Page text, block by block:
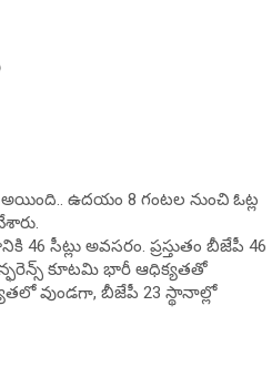
అయింది.. ఉదయం 8 గంటల నుంచి ఓట్ల
సీట్లు అవసరం. ప్రస్తుతం బీజేపీ 46
కూటమి భారీ ఆధిక్యతతో
వుండగా, బీజేపీ 23 స్థానాల్లో